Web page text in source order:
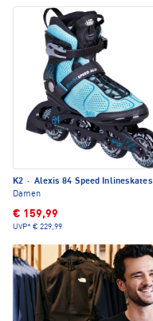
K2 · Alexis 84 Speed Inlineskates
Damen
€ 159,99
UVP* € 229,99